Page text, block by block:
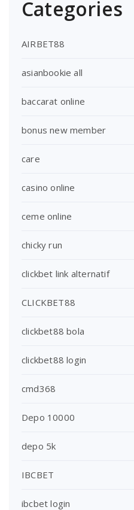
Categories
AIRBET88
asianbookie all
baccarat online
bonus new member
care
casino online
ceme online
chicky run
clickbet link alternatif
CLICKBET88
clickbet88 bola
clickbet88 login
cmd368
Depo 10000
depo 5k
IBCBET
ibcbet login